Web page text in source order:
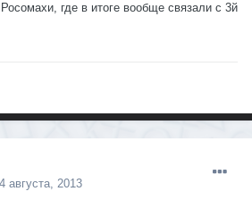
где в итоге вообще связали с 3й
августа, 2013